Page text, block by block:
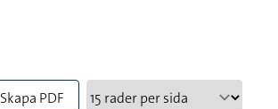
Skapa PDF